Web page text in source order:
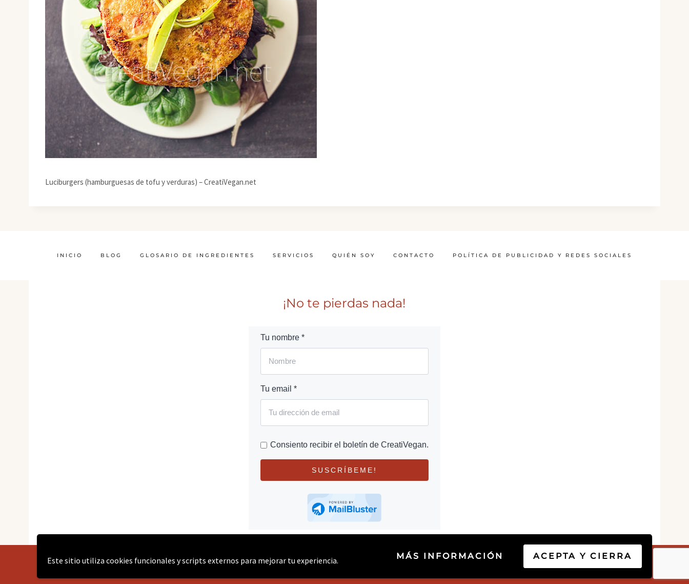
Este sitio utiliza cookies funcionales y scripts externos para mejorar tu experiencia. MÁS INFORMACIÓN ACEPTA Y CIERRA
Luciburgers (hamburguesas de tofu y verduras) – CreatiVegan.net
INICIO BLOG GLOSARIO DE INGREDIENTES SERVICIOS QUIÉN SOY CONTACTO POLÍTICA DE PUBLICIDAD Y REDES SOCIALES
¡No te pierdas nada!
Tu nombre *
Tu email *
Consiento recibir el boletín de CreatiVegan.
SUSCRÍBEME!
© 2026 CREATIVEGAN.NET